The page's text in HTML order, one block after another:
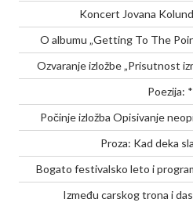
Koncert Jovana
O albumu „Getting To The
Ozvaranje izložbe „Prisutnost
Poezija:
Počinje izložba Opisivanje
Proza: Kad deka
Bogato festivalsko leto i
Između carskog trona i